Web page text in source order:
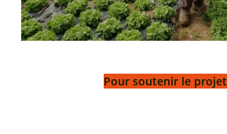
Pour soutenir le projet